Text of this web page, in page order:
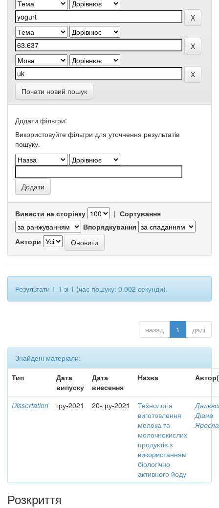
Почати новий пошук
Додати фільтри:
Використовуйте фільтри для уточнення результатів
пошуку.
Вивести на сторінку | Сортування
Впорядкування
Автори
Результати 1-1 зі 1 (час пошуку: 0.002 секунди).
назад 1 далі
Знайдені матеріали:
Тип
Дата
випуску
Дата
внесення
Назва
Dissertation гру-2021 20-гру-2021
Технологія
виготовлення
молока та
молочнокислих
продуктів з
використанням
біологічно
активного йоду
Діана
Розкриття